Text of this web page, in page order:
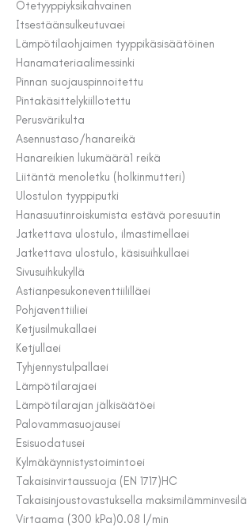
Otetyyppiyksikahvainen
Itsestäänsulkeutuvaei
Lämpötilaohjaimen tyyppikäsisäätöinen
Hanamateriaalimessinki
Pinnan suojauspinnoitettu
Pintakäsittelykiillotettu
Perusvärikulta
Asennustaso/hanareikä
Hanareikien lukumäärä1 reikä
Liitäntä menoletku (holkinmutteri)
Ulostulon tyyppiputki
Hanasuutinroiskumista estävä poresuutin
Jatkettava ulostulo, ilmastimellaei
Jatkettava ulostulo, käsisuihkullaei
Sivusuihkukyllä
Astianpesukoneventtiililläei
Pohjaventtiiliei
Ketjusilmukallaei
Ketjullaei
Tyhjennystulpallaei
Lämpötilarajaei
Lämpötilarajan jälkisäätöei
Palovammasuojausei
Esisuodatusei
Kylmäkäynnistystoimintoei
Takaisinvirtaussuoja (EN 1717)HC
Takaisinjoustovastuksella
Virtaama (300 kPa)0.08 l/min